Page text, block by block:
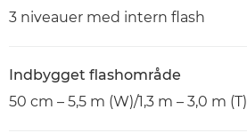
3 niveauer med intern flash
Indbygget flashområde
50 cm – 5,5 m (W)/1,3 m – 3,0 m (T)